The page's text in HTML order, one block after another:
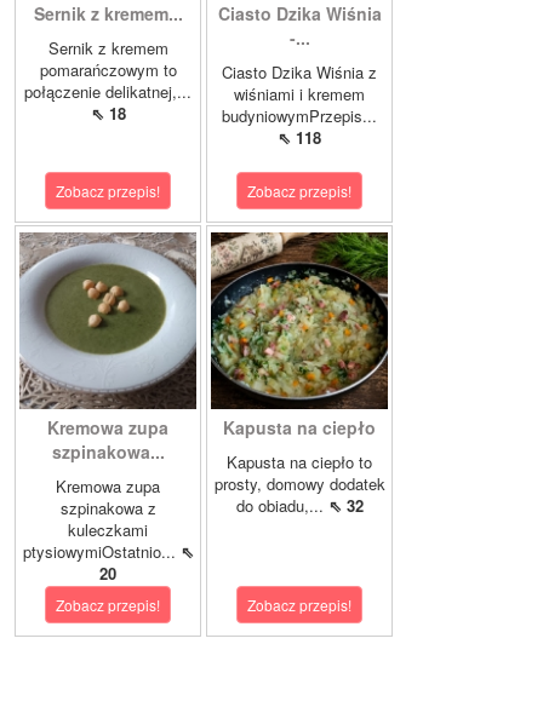
Sernik z kremem...
Sernik z kremem
pomarańczowym to
połączenie delikatnej,...
⇖ 18
Zobacz przepis!
Ciasto Dzika Wiśnia
-...
Ciasto Dzika Wiśnia z
wiśniami i kremem
budyniowymPrzepis...
⇖ 118
Zobacz przepis!
Kremowa zupa
szpinakowa...
Kremowa zupa
szpinakowa z
kuleczkami
ptysiowymiOstatnio... ⇖
20
Zobacz przepis!
Kapusta na ciepło
Kapusta na ciepło to
prosty, domowy dodatek
do obiadu,... ⇖ 32
Zobacz przepis!